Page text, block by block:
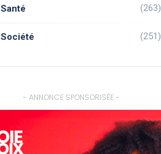
Santé (263)
Société (251)
- ANNONCE SPONSORISÉE -